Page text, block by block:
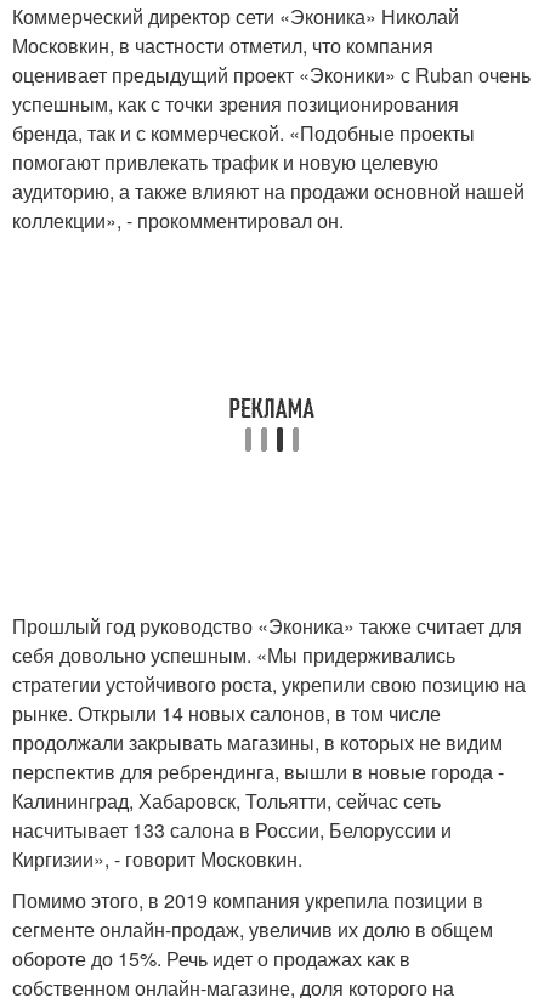
Коммерческий директор сети «Эконика» Николай
Московкин, в частности отметил, что компания
оценивает предыдущий проект «Эконики» с Ruban очень
успешным, как с точки зрения позиционирования
бренда, так и с коммерческой. «Подобные проекты
помогают привлекать трафик и новую целевую
аудиторию, а также влияют на продажи основной нашей
коллекции», - прокомментировал он.
Прошлый год руководство «Эконика» также считает для
себя довольно успешным. «Мы придерживались
стратегии устойчивого роста, укрепили свою позицию на
рынке. Открыли 14 новых салонов, в том числе
продолжали закрывать магазины, в которых не видим
перспектив для ребрендинга, вышли в новые города -
Калининград, Хабаровск, Тольятти, сейчас сеть
насчитывает 133 салона в России, Белоруссии и
Киргизии», - говорит Московкин.
Помимо этого, в 2019 компания укрепила позиции в
сегменте онлайн-продаж, увеличив их долю в общем
обороте до 15%. Речь идет о продажах как в
собственном онлайн-магазине, доля которого на